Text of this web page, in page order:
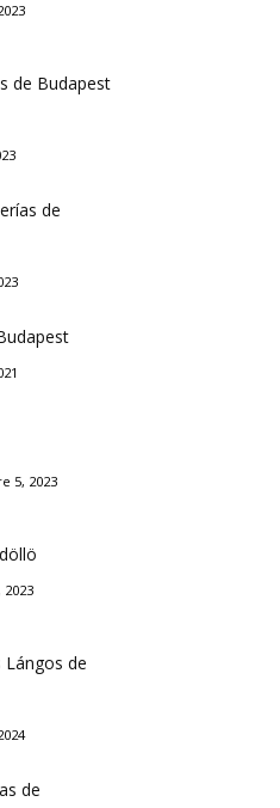
de Budapest
de
5, 2023
de
de